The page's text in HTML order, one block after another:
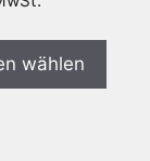
wählen